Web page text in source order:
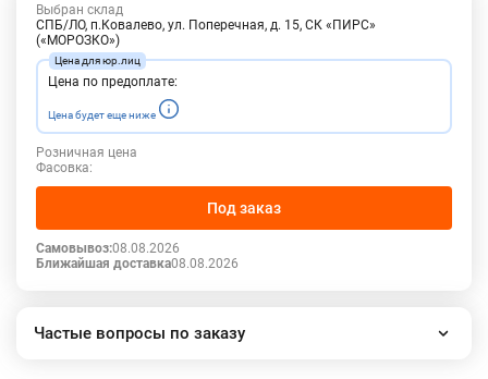
Выбран склад
СПБ/ЛО, п.Ковалево, ул. Поперечная, д. 15, СК «ПИРС»
(«МОРОЗКО»)
Цена по предоплате:
Цена будет еще ниже
Розничная цена
Фасовка:
Под заказ
Самовывоз:08.08.2026
Ближайшая доставка08.08.2026
Частые вопросы по заказу